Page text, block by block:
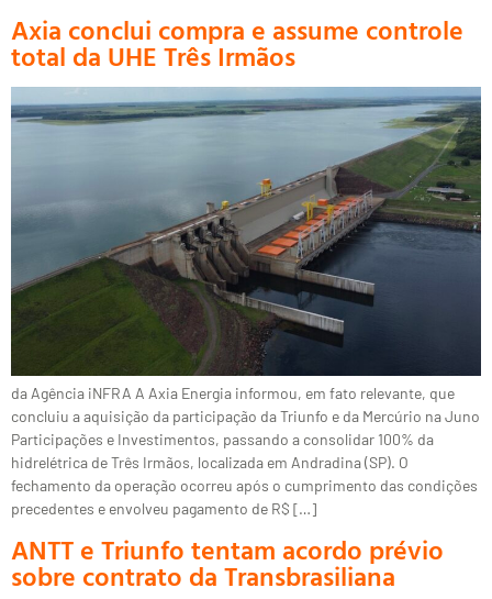
Axia conclui compra e assume controle
total da UHE Três Irmãos
da Agência iNFRA A Axia Energia informou, em fato relevante, que
concluiu a aquisição da participação da Triunfo e da Mercúrio na Juno
Participações e Investimentos, passando a consolidar 100% da
hidrelétrica de Três Irmãos, localizada em Andradina (SP). O
fechamento da operação ocorreu após o cumprimento das condições
precedentes e envolveu pagamento de R$ […]
ANTT e Triunfo tentam acordo prévio
sobre contrato da Transbrasiliana